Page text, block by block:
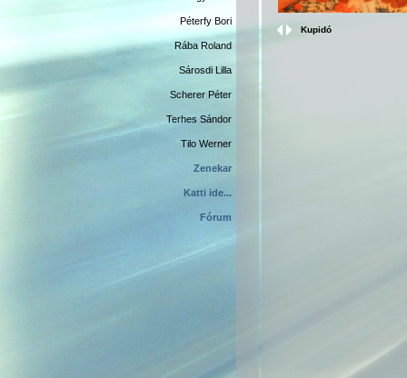
Péterfy Bori
Rába Roland
Sárosdi Lilla
Scherer Péter
Terhes Sándor
Tilo Werner
Zenekar
Katti ide...
Fórum
Kupidó